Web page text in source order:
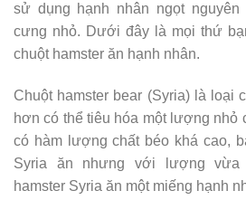
sử dụng hạnh nhân ngọt
cưng nhỏ. Dưới đây là mọi thứ
chuột hamster ăn hạnh nhân.
Chuột hamster bear (Syria) là loại
hơn có thể tiêu hóa một lượng nhỏ
có hàm lượng chất béo khá cao,
Syria ăn nhưng với lượng vừa
hamster Syria ăn một miếng hạnh